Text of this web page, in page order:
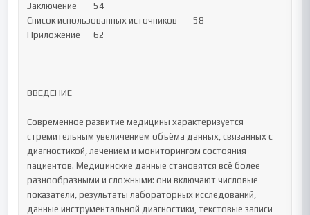
Заключение	54
Список использованных источников	58
Приложение	62
ВВЕДЕНИЕ
Современное развитие медицины характеризуется
стремительным увеличением объёма данных, связанных с
диагностикой, лечением и мониторингом состояния
пациентов. Медицинские данные становятся всё более
разнообразными и сложными: они включают числовые
показатели, результаты лабораторных исследований,
данные инструментальной диагностики, текстовые записи